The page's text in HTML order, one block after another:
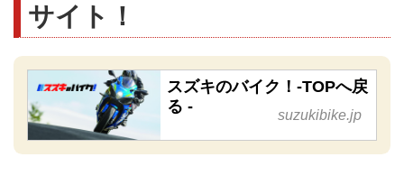
サイト！
スズキのバイク！-TOPへ戻
る -
suzukibike.jp